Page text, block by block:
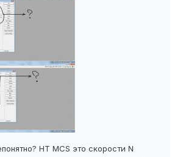
HT MCS это скорости N